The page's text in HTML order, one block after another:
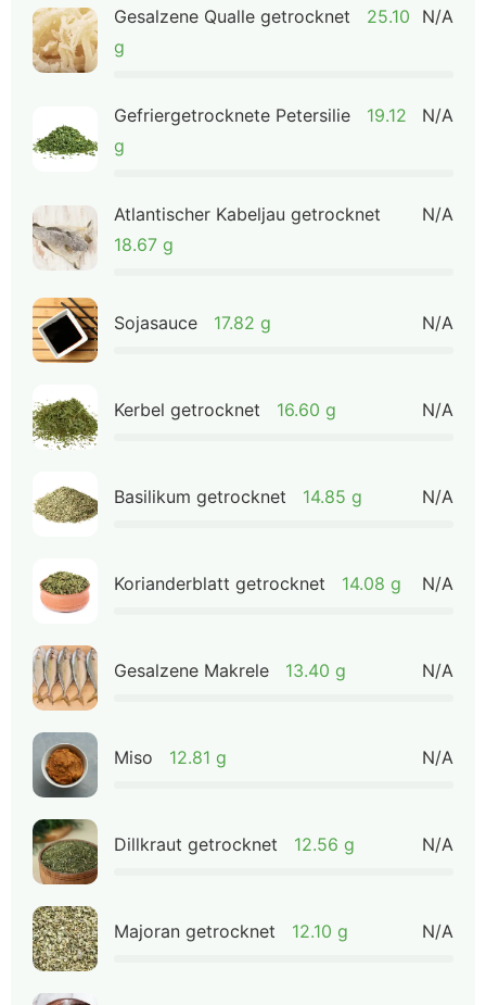
Gesalzene Qualle getrocknet
25.10
g
N/A
Gefriergetrocknete Petersilie
19.12
g
N/A
Atlantischer Kabeljau getrocknet
18.67 g
N/A
Sojasauce 17.82 g N/A
Kerbel getrocknet 16.60 g N/A
Basilikum getrocknet 14.85 g N/A
Korianderblatt getrocknet 14.08 g N/A
Gesalzene Makrele 13.40 g N/A
Miso 12.81 g N/A
Dillkraut getrocknet 12.56 g N/A
Majoran getrocknet 12.10 g N/A